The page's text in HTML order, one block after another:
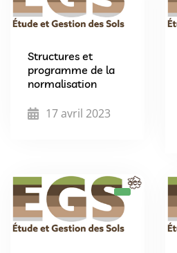
Structures et
programme de la
normalisation
17 avril 2023